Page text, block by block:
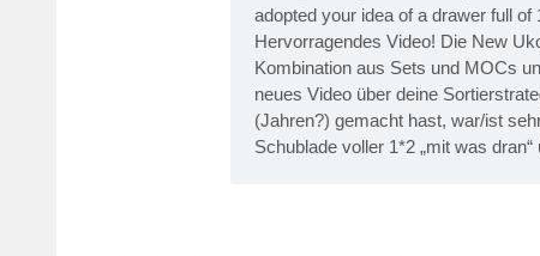
adopted your idea of a drawer full of
Hervorragendes Video! Die New
Kombination aus Sets und MOCs
neues Video über deine
(Jahren?) gemacht hast, war/ist
Schublade voller 1*2 „mit was